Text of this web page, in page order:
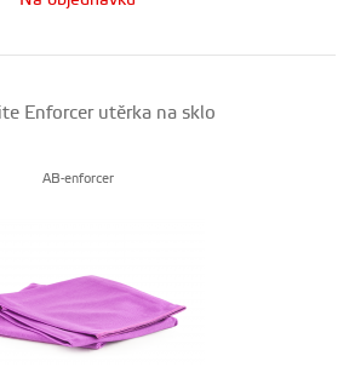
Enforcer utěrka na sklo
AB-enforcer